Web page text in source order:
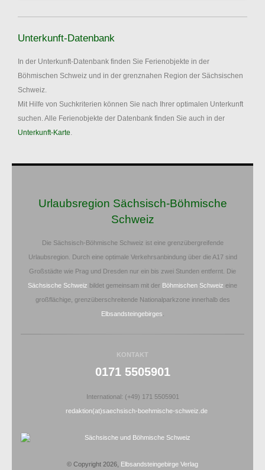
Unterkunft-Datenbank
In der Unterkunft-Datenbank finden Sie Ferienobjekte in der
Böhmischen Schweiz und in der grenznahen Region der Sächsischen
Schweiz.
Mit Hilfe von Suchkriterien können Sie nach Ihrer optimalen Unterkunft
suchen. Alle Ferienobjekte der Datenbank finden Sie auch in der
Unterkunft-Karte.
Urlaubsregion Sächsisch-Böhmische
Schweiz
Die Sächsisch-Böhmische Schweiz ist eine grenzübergreifende
Urlaubsregion. Durch eine optimale Verkehrsanbindung über die A17 sind
Großstädte wie Prag und Dresden nur ein bis zwei Stunden entfernt. Die
Sächsische Schweiz bildet gemeinsam mit der Böhmischen Schweiz eine
großflächige, grenzüberschreitende Nationalparkzone innerhalb des
Elbsandsteingebirges
KONTAKT
0171 5505901
International: (+49) 171 5505901
redaktion(at)saechsisch-boehmische-schweiz.de
© Copyright 2026, Elbsandsteingebirge Verlag